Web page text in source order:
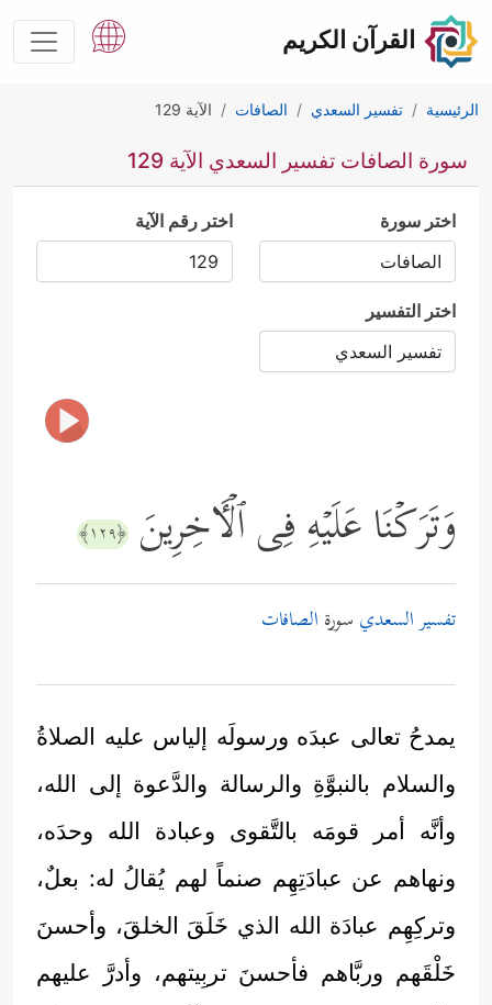
القرآن الكريم
الرئيسية تفسير السعدي الصافات الآية 129
سورة الصافات تفسير السعدي الآية 129
اختر سورة اختر رقم الآية
اختر التفسير
وَتَرَكۡنَا عَلَیۡهِ فِی ٱلۡـَٔاخِرِینَ ﴿١٢٩﴾
تفسير السعدي سورة الصافات
يمدحُ تعالى عبدَه ورسولَه إلياس عليه الصلاةُ
والسلام بالنبوَّةِ والرسالة والدَّعوة إلى الله،
وأنَّه أمر قومَه بالتَّقوى وعبادة الله وحدَه،
ونهاهم عن عبادَتِهِم صنماً لهم يُقالُ له: بعلٌ،
وتركِهِم عبادَة الله الذي خَلَقَ الخلقَ، وأحسنَ
خَلْقَهم وربَّاهم فأحسنَ تربِيتهم، وأدرَّ عليهم